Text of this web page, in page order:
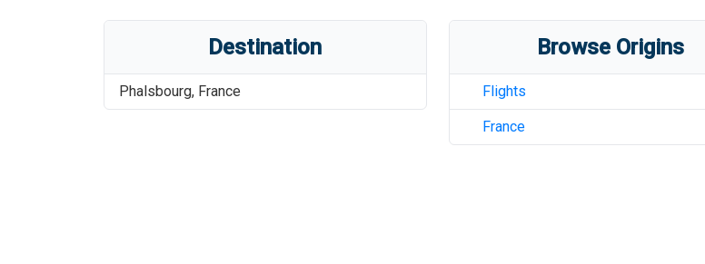
Destination
Phalsbourg, France
Browse Origins
Flights
France